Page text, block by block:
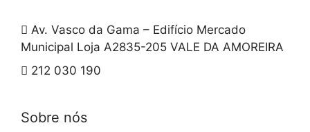
Av. Vasco da Gama – Edifício Mercado
Municipal Loja A2835-205 VALE DA AMOREIRA
212 030 190
Sobre nós